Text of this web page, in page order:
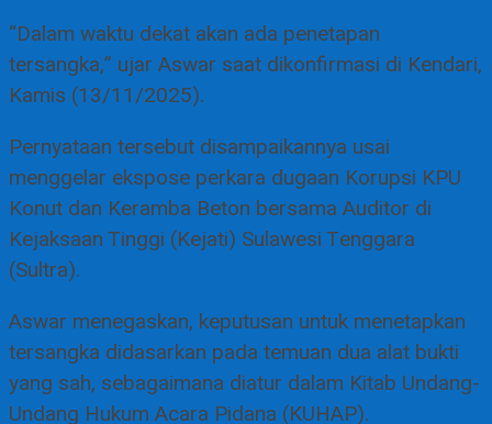
“Dalam waktu dekat akan ada penetapan
tersangka,” ujar Aswar saat dikonfirmasi di Kendari,
Kamis (13/11/2025).
Pernyataan tersebut disampaikannya usai
menggelar ekspose perkara dugaan Korupsi KPU
Konut dan Keramba Beton bersama Auditor di
Kejaksaan Tinggi (Kejati) Sulawesi Tenggara
(Sultra).
Aswar menegaskan, keputusan untuk menetapkan
tersangka didasarkan pada temuan dua alat bukti
yang sah, sebagaimana diatur dalam Kitab Undang-
Undang Hukum Acara Pidana (KUHAP).